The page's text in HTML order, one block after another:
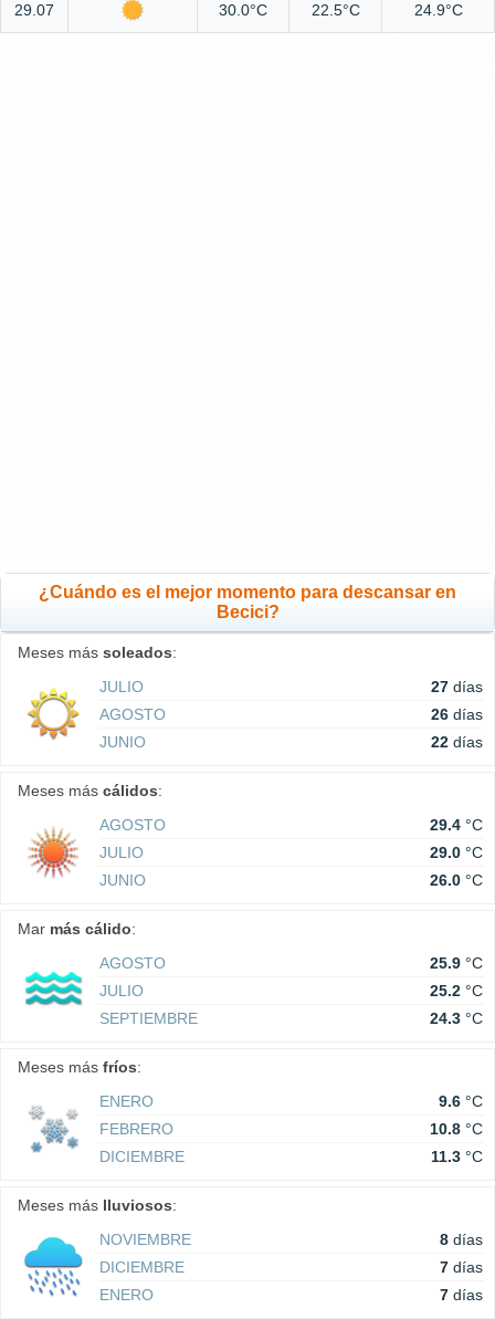
29.07 30.0°C 22.5°C 24.9°C
¿Cuándo es el mejor momento para descansar en
Becici?
Meses más soleados:
JULIO
27 días
AGOSTO
26 días
JUNIO
22 días
Meses más cálidos:
AGOSTO
29.4 °C
JULIO
29.0 °C
JUNIO
26.0 °C
Mar más cálido:
AGOSTO
25.9 °C
JULIO
25.2 °C
SEPTIEMBRE
24.3 °C
Meses más fríos:
ENERO
9.6 °C
FEBRERO
10.8 °C
DICIEMBRE
11.3 °C
Meses más lluviosos:
NOVIEMBRE
8 días
DICIEMBRE
7 días
ENERO
7 días